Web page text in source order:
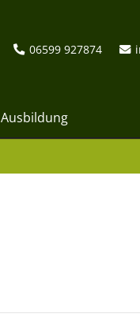
06599 927874
Ausbildung